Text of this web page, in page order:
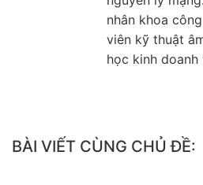
nhân khoa
viên kỹ thuật
học kinh
BÀI VIẾT CÙNG CHỦ ĐỀ: